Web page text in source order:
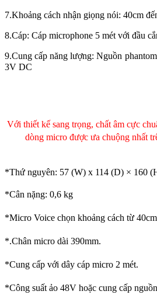
7.Khoảng cách nhận giọng nói: 40cm
8.Cáp: Cáp microphone 5 mét với đầu
9.Cung cấp năng lượng: Nguồn
3V DC
Với thiết kế sang trọng, chất âm cực
dòng micro được ưa chuộng nhất
*Thứ nguyên: 57 (W) x 114 (D) × 160
*Cân nặng: 0,6 kg
*Micro Voice chọn khoảng cách từ
*.Chân micro dài 390mm.
*Cung cấp với dây cáp micro 2 mét.
*Công suất ảo 48V hoặc cung cấp